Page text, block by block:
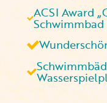
ACSI Award